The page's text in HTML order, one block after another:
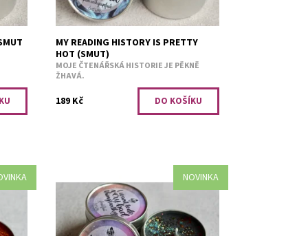
MY READING HISTORY IS PRETTY
HOT (SMUT)
MOJE ČTENÁŘSKÁ HISTORIE JE PĚKNĚ
ŽHAVÁ.
189 Kč
NOVINKA
Směs lesního ovoce.
Dostupnost:
Skladem 1
Kód:
3442